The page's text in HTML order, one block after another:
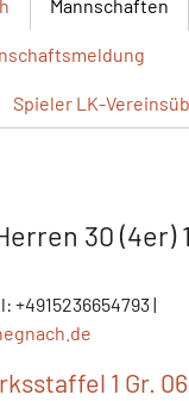
Mannschaften
Spieler LK-
30 (4er) 1
+4915236654793 |
1 Gr.